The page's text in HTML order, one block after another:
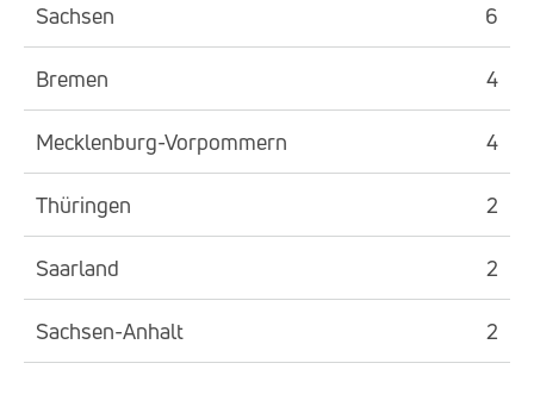
Sachsen 6
Bremen 4
Mecklenburg-Vorpommern 4
Thüringen 2
Saarland 2
Sachsen-Anhalt 2